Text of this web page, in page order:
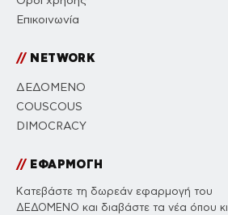
Επικοινωνία
//NETWORK
ΔΕΔΟΜΕΝΟ
COUSCOUS
DIMOCRACY
//ΕΦΑΡΜΟΓΗ
Κατεβάστε τη δωρεάν εφαρμογή του
ΔΕΔΟΜΕΝΟ και διαβάστε τα νέα όπου κι